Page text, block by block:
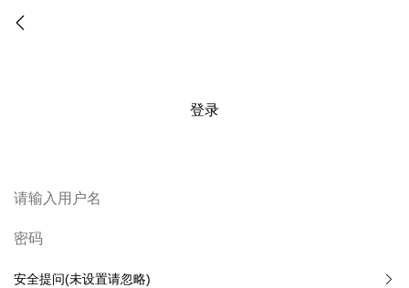
登录
安全提问(未设置请忽略)